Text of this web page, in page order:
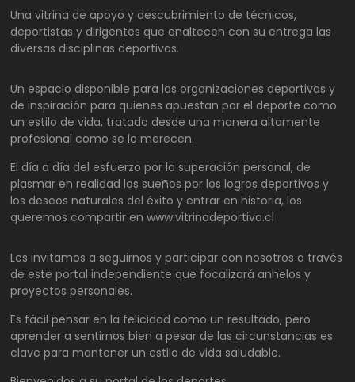
Una vitrina de apoyo y descubrimiento de técnicos,
deportistas y dirigentes que enaltecen con su entrega las
diversas disciplinas deportivas.
Un espacio disponible para las organizaciones deportivas y
de inspiración para quienes apuestan por el deporte como
un estilo de vida, tratado desde una manera altamente
profesional como se lo merecen.
El día a día del esfuerzo por la superación personal, de
plasmar en realidad los sueños por los logros deportivos y
los deseos naturales del éxito y entrar en historia, los
queremos compartir en www.vitrinadeportiva.cl
Les invitamos a seguirnos y participar con nosotros a través
de este portal independiente que focalizará anhelos y
proyectos personales.
Es fácil pensar en la felicidad como un resultado, pero
aprender a sentirnos bien a pesar de las circunstancias es
clave para mantener un estilo de vida saludable.